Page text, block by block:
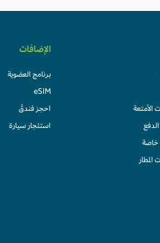
الأمتعة
خاصة
المطار
الإضافات
برنامج العضوية
eSIM
احجز فندقً
استئجار سيارة